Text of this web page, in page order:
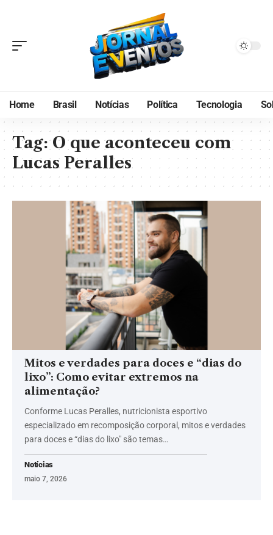
Home Brasil Notícias Política Tecnologia
Tag:O que aconteceu com
Lucas Peralles
Mitos e verdades para doces e “dias do
lixo”: Como evitar extremos na
alimentação?
Conforme Lucas Peralles, nutricionista esportivo
especializado em recomposição corporal, mitos e verdades
para doces e “dias do lixo" são temas…
Notícias
maio 7, 2026